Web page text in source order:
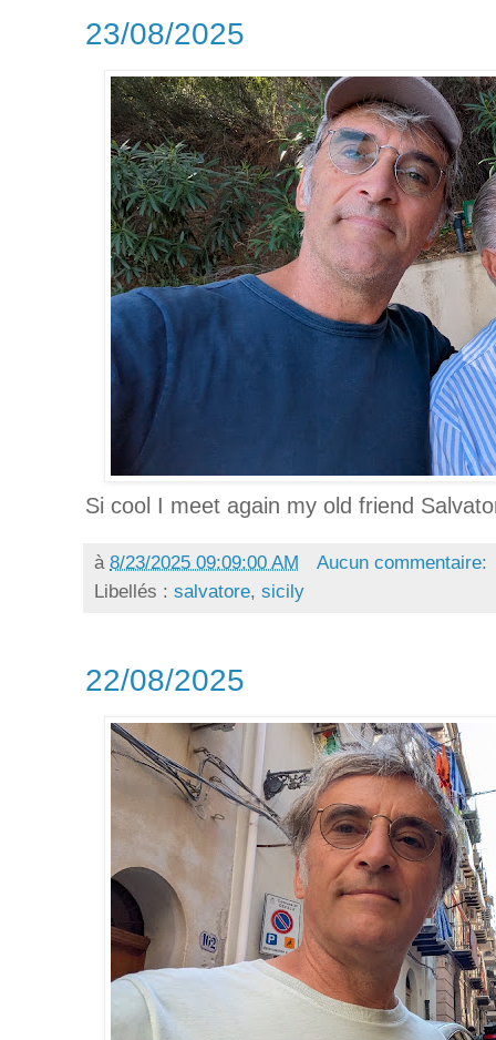
23/08/2025
Si cool I meet again my old friend
à 8/23/2025 09:09:00 AM
Aucun commentaire:
Libellés : salvatore, sicily
22/08/2025